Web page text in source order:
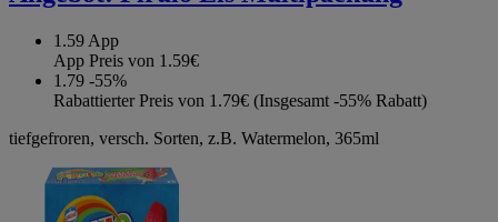
1.59 App
App Preis von 1.59€
1.79 -55%
Rabattierter Preis von 1.79€ (Insgesamt -55% Rabatt)
tiefgefroren, versch. Sorten, z.B. Watermelon, 365ml